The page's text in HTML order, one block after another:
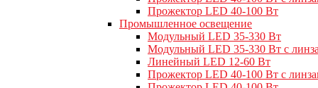
Прожектор LED 40-100 Вт
Промышленное освещение
Модульный LED 35-330 Вт
Модульный LED 35-330 Вт с
Линейный LED 12-60 Вт
Прожектор LED 40-100 Вт с